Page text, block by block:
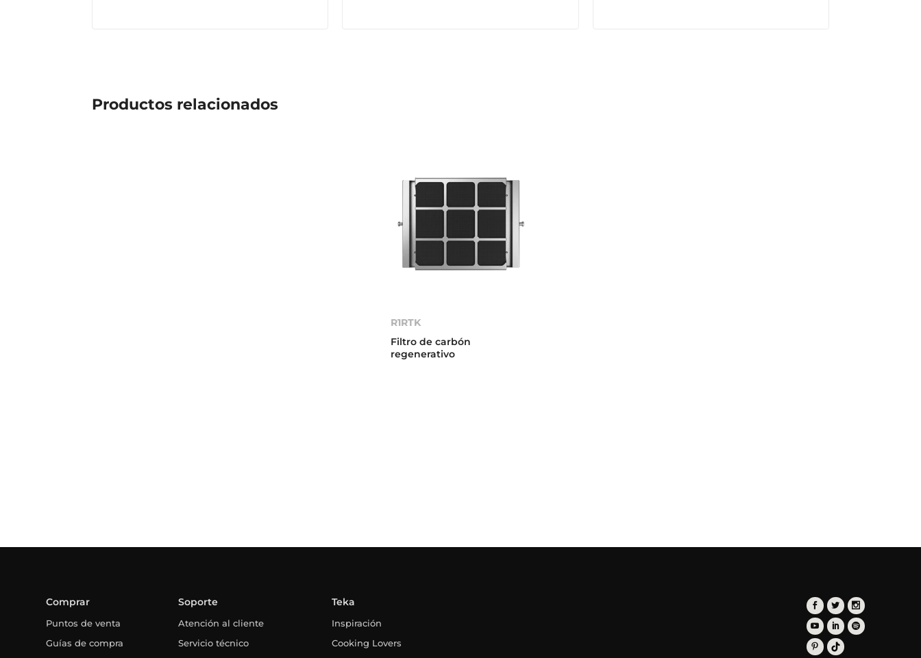
Productos relacionados
R1RTK
Filtro de carbón
regenerativo
Comprar
Puntos de venta
Guías de compra
Soporte
Atención al cliente
Servicio técnico
Teka
Inspiración
Cooking Lovers